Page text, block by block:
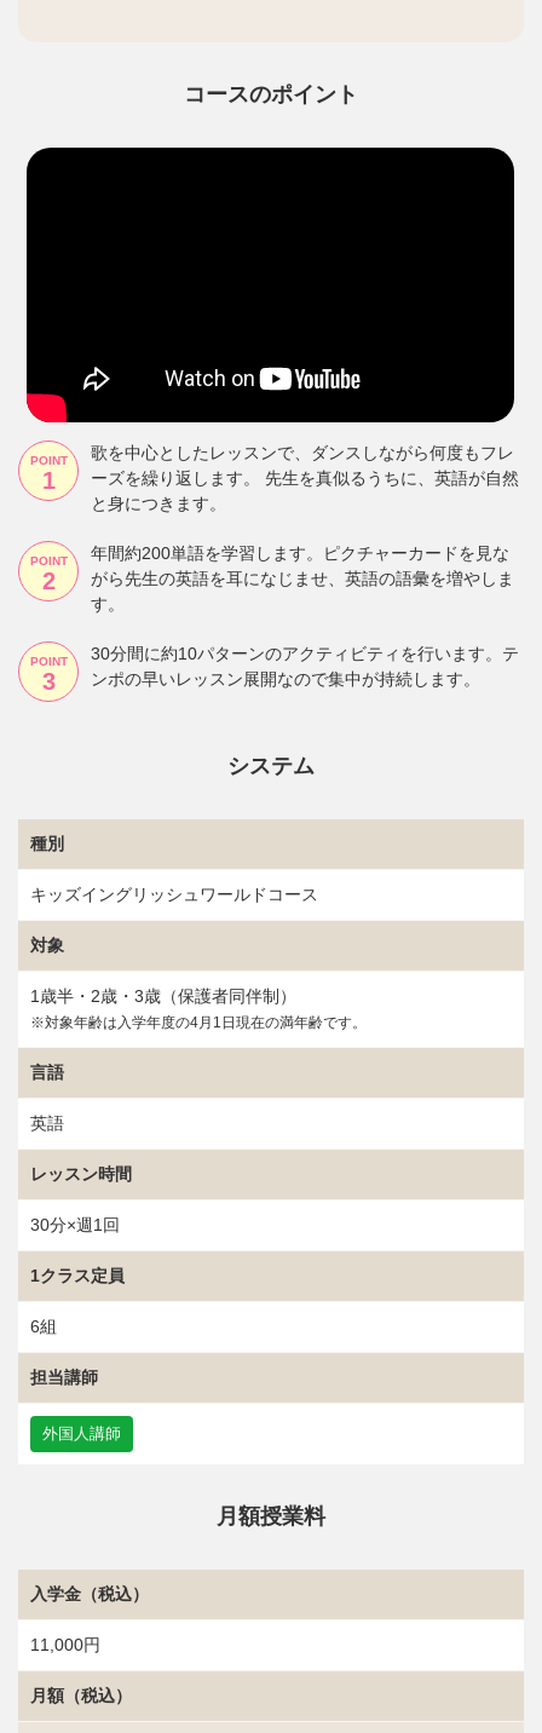
コースのポイント
POINT
歌を中心としたレッスンで、ダンスしながら何度もフレ
ーズを繰り返します。 先生を真似るうちに、英語が自然
と身につきます。
POINT
年間約200単語を学習します。ピクチャーカードを見な
がら先生の英語を耳になじませ、英語の語彙を増やしま
す。
POINT
30分間に約10パターンのアクティビティを行います。テ
ンポの早いレッスン展開なので集中が持続します。
システム
種別
キッズイングリッシュワールドコース
対象
1歳半・2歳・3歳（保護者同伴制）
※対象年齢は入学年度の4月1日現在の満年齢です。
言語
英語
レッスン時間
30分×週1回
1クラス定員
6組
担当講師
外国人講師
月額授業料
入学金（税込）
11,000円
月額（税込）